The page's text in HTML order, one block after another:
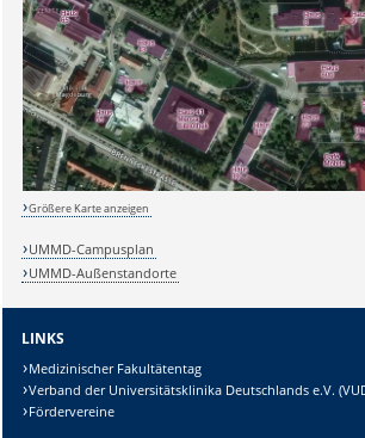
Größere Karte anzeigen
UMMD-Campusplan
UMMD-Außenstandorte
LINKS
Medizinischer Fakultätentag
Verband der Universitätsklinika Deutschlands e.V.
Fördervereine